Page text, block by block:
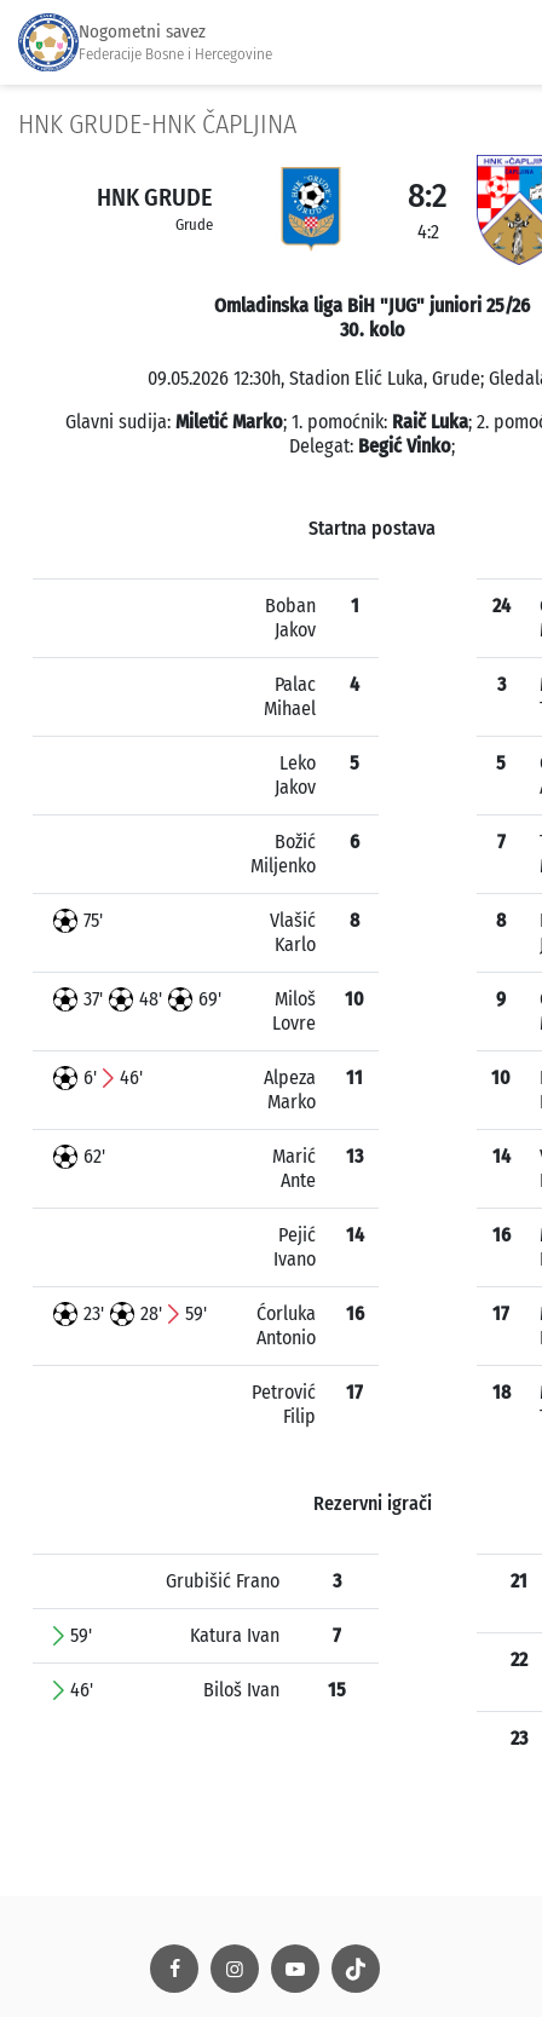
Nogometni savez
Federacije Bosne i Hercegovine
HNK GRUDE-HNK ČAPLJINA
HNK GRUDE
Grude
8:2
4:2
Omladinska liga BiH "JUG" juniori 25/26
30. kolo
09.05.2026 12:30h, Stadion Elić Luka, Grude;
Glavni sudija: Miletić Marko; 1. pomoćnik: Raič Luka; 2.
Delegat: Begić Vinko;
Startna postava
Boban
Jakov
1
Palac
Mihael
4
Leko
Jakov
5
Božić
Miljenko
6
75'
Vlašić
Karlo
8
37' 48' 69'
Miloš
Lovre
10
6' 46'
Alpeza
Marko
11
62'
Marić
Ante
13
Pejić
Ivano
14
23' 28' 59'
Ćorluka
Antonio
16
Petrović
Filip
17
24
3
5
7
8
9
10
14
16
17
18
Rezervni igrači
Grubišić Frano 3
59' Katura Ivan 7
46' Biloš Ivan 15
21
22
23